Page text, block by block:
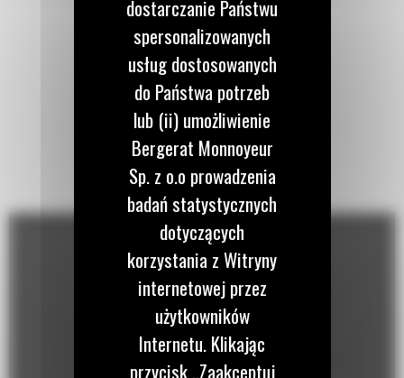
dostarczanie Państwu
spersonalizowanych
usług dostosowanych
do Państwa potrzeb
lub (ii) umożliwienie
Bergerat Monnoyeur
Sp. z o.o prowadzenia
badań statystycznych
dotyczących
korzystania z Witryny
internetowej przez
użytkowników
Internetu. Klikając
przycisk „Zaakceptuj